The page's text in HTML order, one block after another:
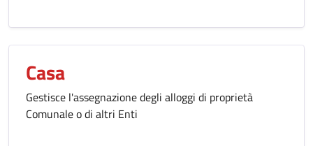
Casa
Gestisce l'assegnazione degli alloggi di proprietà
Comunale o di altri Enti